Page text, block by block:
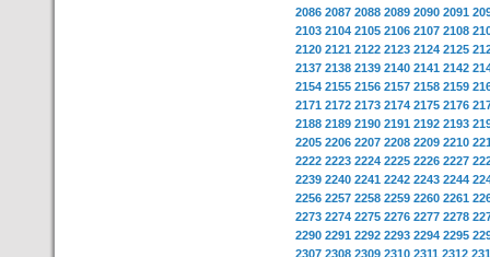
2086 2087 2088 2089 2090 2091
2103 2104 2105 2106 2107 2108
2120 2121 2122 2123 2124 2125
2137 2138 2139 2140 2141 2142
2154 2155 2156 2157 2158 2159
2171 2172 2173 2174 2175 2176
2188 2189 2190 2191 2192 2193
2205 2206 2207 2208 2209 2210
2222 2223 2224 2225 2226 2227
2239 2240 2241 2242 2243 2244
2256 2257 2258 2259 2260 2261
2273 2274 2275 2276 2277 2278
2290 2291 2292 2293 2294 2295
2307 2308 2309 2310 2311 2312